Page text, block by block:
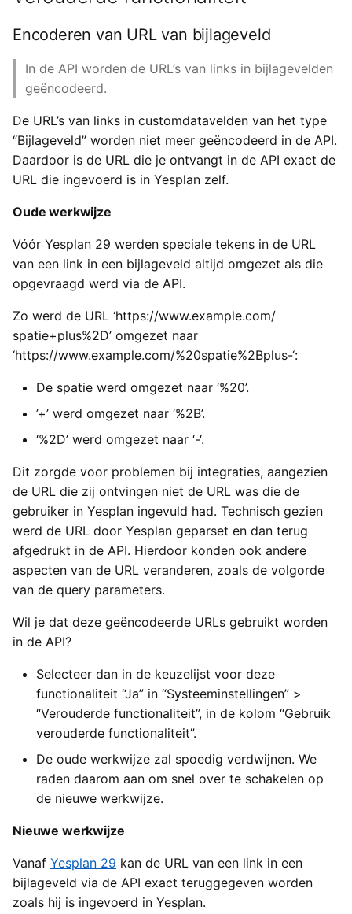
l
s
e
r
e
n
Gebruikersinstellingen
Zichtbaarheid van
customdatavelden in de
API
Oude werkwijze
Nieuwe werkwijze
Gewijzigde functionaliteit
gegevens
Tijden invoeren
Exchange
Generieke ticketing module
Mercurius Export
Tessitura
Ticketmatic
Yesplan 27, jul 2020
Yesplan 26.2, apr 2020
Yesplan 26.1, nov 2019
Yesplan 26, okt 2019
Yesplan 25, nov 2018
Yesplan 24, jun 2018
Yesplan 1.23, nov 2017
Yesplan 1.22, jun 2017
Yesplan 1.21, nov 2016
Yesplan 1.19, mei 2016
Yesplan 1.18, sep 2015
Yesplan 1.17, mrt 2015
Yesplan 1.16, dec 2014
Yesplan 1.15, sep 2014
Yesplan 1.13, mei 2014
Yesplan 1.12, mrt 2014
Yesplan 1.11.6, jan 2014
Yesplan 1.11, nov 2013
Yesplan 1.10, sep 2013
Encoderen van URL van bijlageveld
In de API worden de URL’s van links in bijlagevelden
geëncodeerd.
De URL’s van links in customdatavelden van het type
“Bijlageveld” worden niet meer geëncodeerd in de API.
Daardoor is de URL die je ontvangt in de API exact de
URL die ingevoerd is in Yesplan zelf.
Oude werkwijze
Vóór Yesplan 29 werden speciale tekens in de URL
van een link in een bijlageveld altijd omgezet als die
opgevraagd werd via de API.
Zo werd de URL ‘https://www.example.com/
spatie+plus%2D’ omgezet naar
‘https://www.example.com/%20spatie%2Bplus-‘:
De spatie werd omgezet naar ‘%20’.
’+’ werd omgezet naar ‘%2B’.
‘%2D’ werd omgezet naar ‘-‘.
Dit zorgde voor problemen bij integraties, aangezien
de URL die zij ontvingen niet de URL was die de
gebruiker in Yesplan ingevuld had. Technisch gezien
werd de URL door Yesplan geparset en dan terug
afgedrukt in de API. Hierdoor konden ook andere
aspecten van de URL veranderen, zoals de volgorde
van de query parameters.
Wil je dat deze geëncodeerde URLs gebruikt worden
in de API?
Selecteer dan in de keuzelijst voor deze
functionaliteit “Ja” in “Systeeminstellingen” >
“Verouderde functionaliteit”, in de kolom “Gebruik
verouderde functionaliteit”.
De oude werkwijze zal spoedig verdwijnen. We
raden daarom aan om snel over te schakelen op
de nieuwe werkwijze.
Nieuwe werkwijze
Vanaf Yesplan 29 kan de URL van een link in een
bijlageveld via de API exact teruggegeven worden
zoals hij is ingevoerd in Yesplan.